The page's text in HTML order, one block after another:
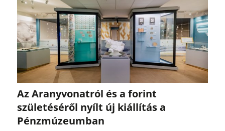
Az Aranyvonatról és a forint
születéséről nyílt új kiállítás a
Pénzmúzeumban